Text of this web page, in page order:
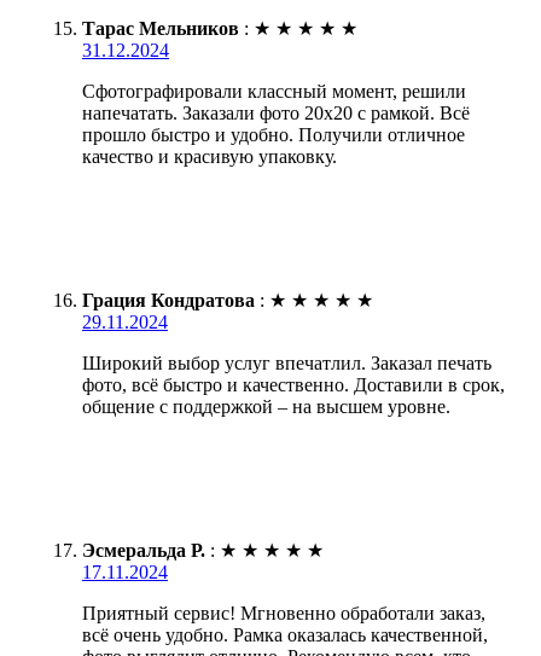
Тарас Мельников : ★ ★ ★ ★ ★
31.12.2024
Сфотографировали классный момент, решили
напечатать. Заказали фото 20х20 с рамкой. Всё
прошло быстро и удобно. Получили отличное
качество и красивую упаковку.
Грация Кондратова : ★ ★ ★ ★ ★
29.11.2024
Широкий выбор услуг впечатлил. Заказал печать
фото, всё быстро и качественно. Доставили в срок,
общение с поддержкой – на высшем уровне.
Эсмеральда Р. : ★ ★ ★ ★ ★
17.11.2024
Приятный сервис! Мгновенно обработали заказ,
всё очень удобно. Рамка оказалась качественной,